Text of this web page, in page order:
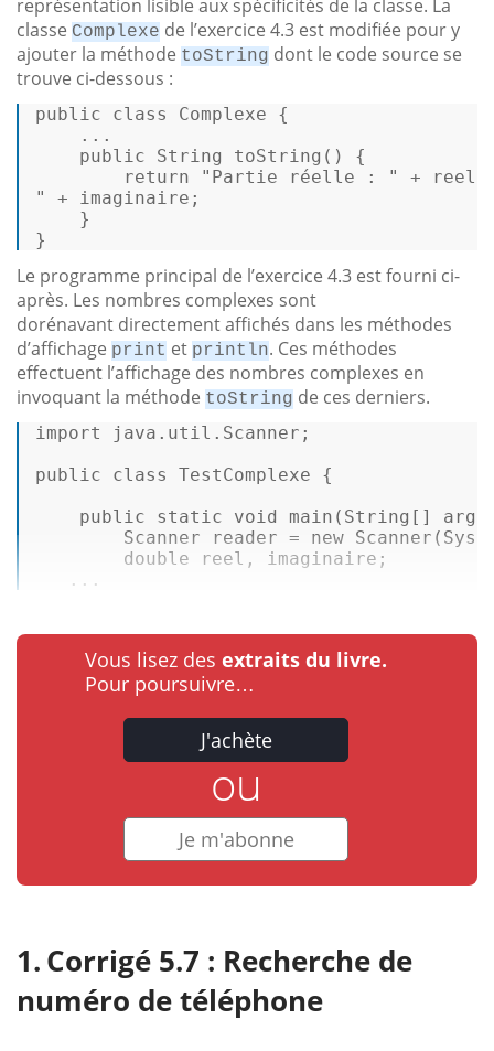
représentation lisible aux spécificités de la classe. La
classe Complexe de l’exercice 4.3 est modifiée pour y
ajouter la méthode toString dont le code source se
trouve ci-dessous :
public class Complexe {
...
public
String
toString() {
return
"Partie réelle : "
+ reel
"
+ imaginaire;
}
}
Le programme principal de l’exercice 4.3 est fourni ci-
après. Les nombres complexes sont
dorénavant directement affichés dans les méthodes
d’affichage print et println. Ces méthodes
effectuent l’affichage des nombres complexes en
invoquant la méthode toString de ces derniers.
import
java.util.Scanner;
public
class TestComplexe {
public
static void main (String[]
Scanner
reader = new Scanner
double reel, imaginaire;
...
Vous lisez des extraits du livre.
Pour poursuivre…
J'achète
ou
Je m'abonne
Corrigé 5.7 : Recherche de
numéro de téléphone